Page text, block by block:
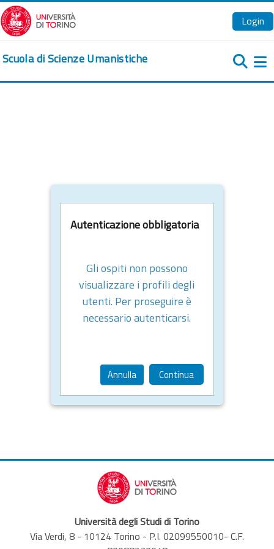
Vai al contenuto principale
Login
Scuola di Scienze Umanistiche
Autenticazione obbligatoria
Gli ospiti non possono
visualizzare i profili degli
utenti. Per proseguire è
necessario autenticarsi.
Annulla Continua
Università degli Studi di Torino
Via Verdi, 8 - 10124 Torino - P.I. 02099550010- C.F.